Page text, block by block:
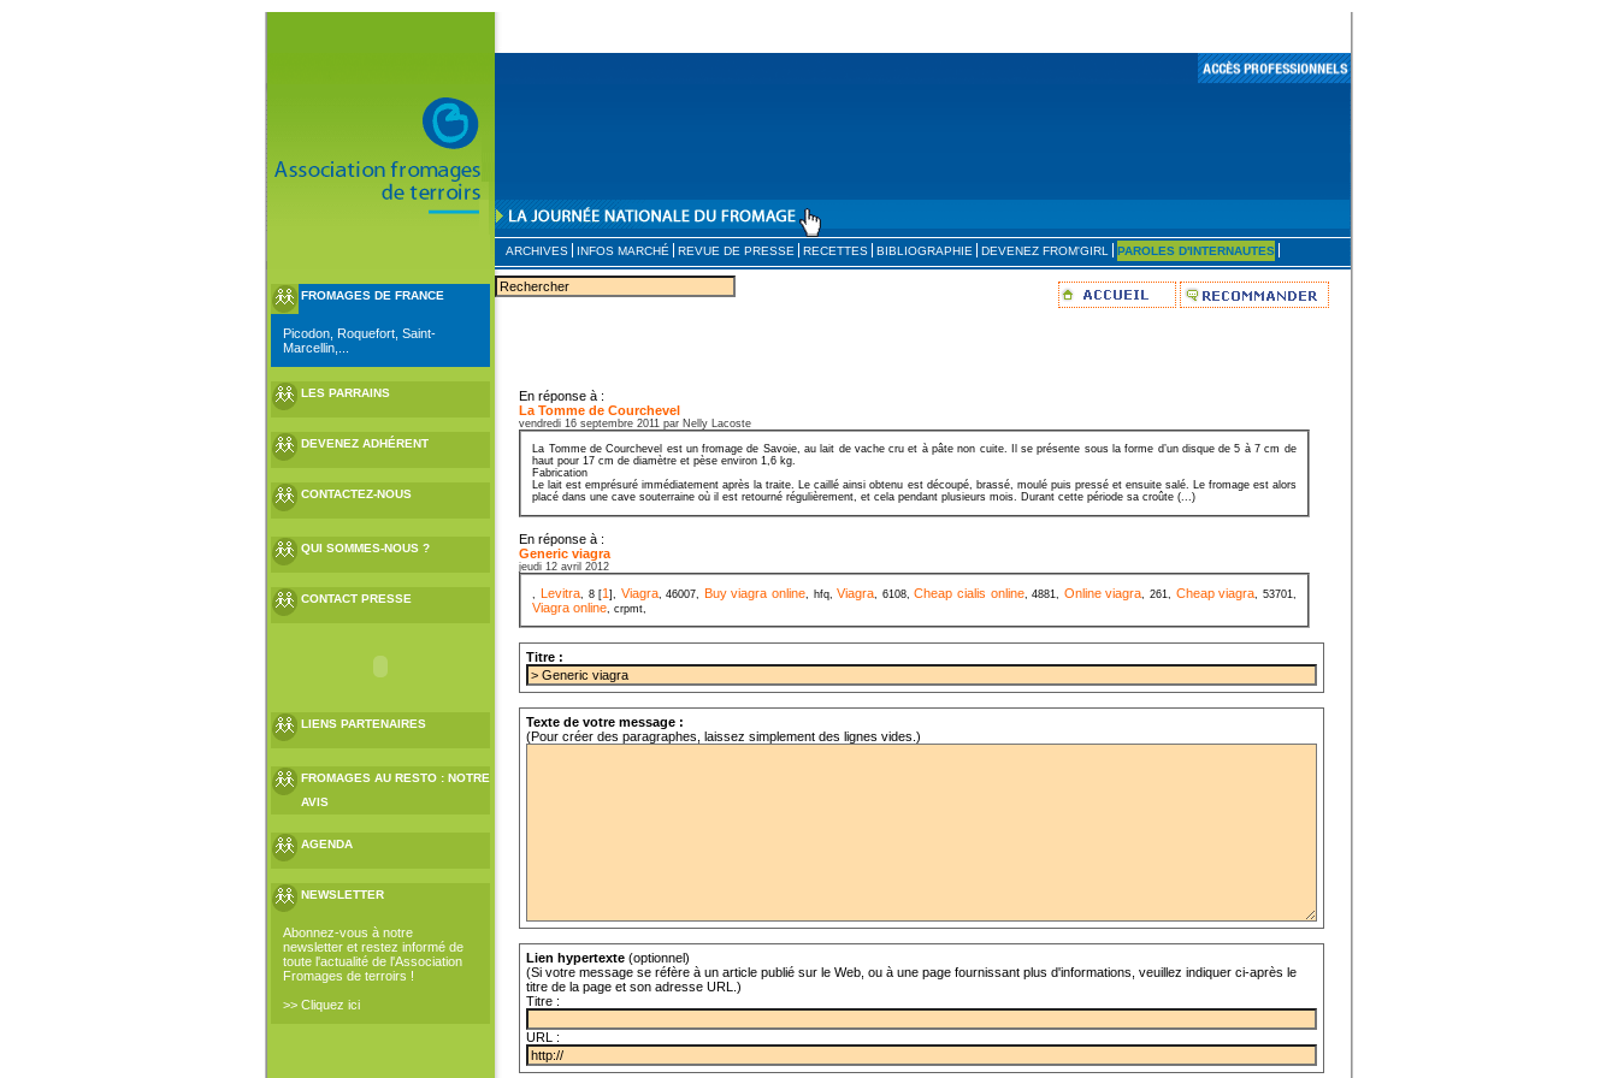
ARCHIVES INFOS MARCHÉ REVUE DE PRESSE RECETTES BIBLIOGRAPHIE DEVENEZ FROM'GIRL PAROLES D'INTERNAUTES
FROMAGES DE FRANCE
Picodon, Roquefort, Saint-
Marcellin,...
LES PARRAINS
DEVENEZ ADHÉRENT
CONTACTEZ-NOUS
QUI SOMMES-NOUS ?
CONTACT PRESSE
LIENS PARTENAIRES
FROMAGES AU RESTO : NOTRE
AVIS
AGENDA
NEWSLETTER
Abonnez-vous à notre
newsletter et restez informé de
toute l'actualité de l'Association
Fromages de terroirs !
>> Cliquez ici
En réponse à :
La Tomme de Courchevel
vendredi 16 septembre 2011 par Nelly Lacoste
La Tomme de Courchevel est un fromage de Savoie, au lait de vache cru et à pâte non cuite. Il se présente sous la forme d’un disque de 5 à 7 cm de
haut pour 17 cm de diamètre et pèse environ 1,6 kg.
Fabrication
Le lait est emprésuré immédiatement après la traite. Le caillé ainsi obtenu est découpé, brassé, moulé puis pressé et ensuite salé. Le fromage est alors
placé dans une cave souterraine où il est retourné régulièrement, et cela pendant plusieurs mois. Durant cette période sa croûte (...)
En réponse à :
Generic viagra
jeudi 12 avril 2012
, Levitra, 8 [1], Viagra, 46007, Buy viagra online, hfq,Viagra, 6108,Cheap cialis online, 4881, Online viagra, 261, Cheap viagra, 53701,
Viagra online, crpmt,
Titre :
Texte de votre message :
(Pour créer des paragraphes, laissez simplement des lignes vides.)
Lien hypertexte (optionnel)
(Si votre message se réfère à un article publié sur le Web, ou à une page fournissant plus d'informations, veuillez indiquer ci-après le
titre de la page et son adresse URL.)
Titre :
URL :